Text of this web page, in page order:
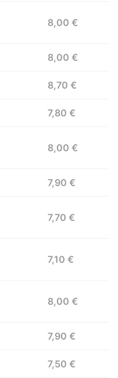
8,00 €
8,00 €
8,70 €
7,80 €
8,00 €
7,90 €
7,70 €
7,10 €
8,00 €
7,90 €
7,50 €